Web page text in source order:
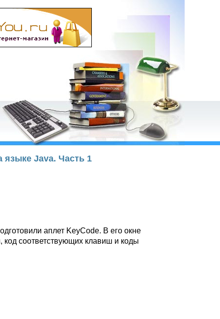
языке Java. Часть 1
аплет KeyCode. В его окне
соответствующих клавиш и коды